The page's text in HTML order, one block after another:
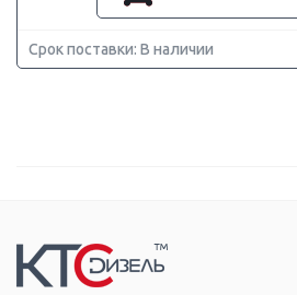
Срок поставки: В наличии